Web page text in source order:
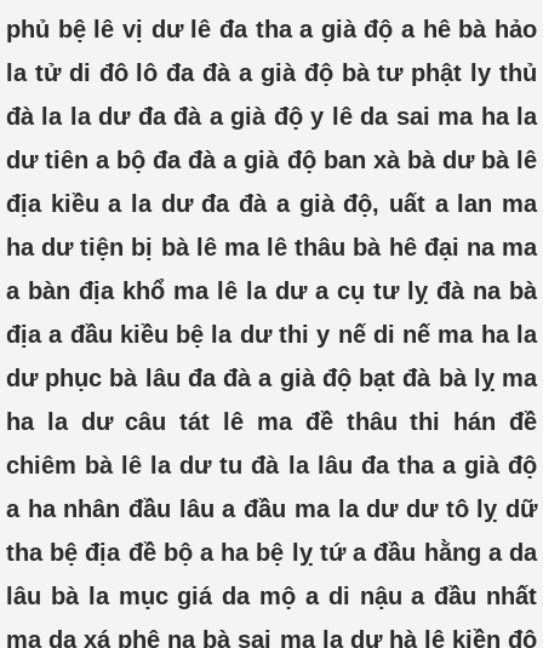
phủ bệ lê vị dư lê đa tha a già độ a hê bà hảo
la tử di đô lô đa đà a già độ bà tư phật ly thủ
đà la la dư đa đà a già độ y lê da sai ma ha la
dư tiên a bộ đa đà a già độ ban xà bà dư bà lê
địa kiều a la dư đa đà a già độ, uất a lan ma
ha dư tiện bị bà lê ma lê thâu bà hê đại na ma
a bàn địa khổ ma lê la dư a cụ tư lỵ đà na bà
địa a đầu kiều bệ la dư thi y nế di nế ma ha la
dư phục bà lâu đa đà a già độ bạt đà bà lỵ ma
ha la dư câu tát lê ma đề thâu thi hán đề
chiêm bà lê la dư tu đà la lâu đa tha a già độ
a ha nhân đầu lâu a đầu ma la dư dư tô lỵ dữ
tha bệ địa đề bộ a ha bệ lỵ tứ a đầu hằng a da
lâu bà la mục giá da mộ a di nậu a đầu nhất
ma da xá phê na bà sai ma la dư hà lê kiền độ